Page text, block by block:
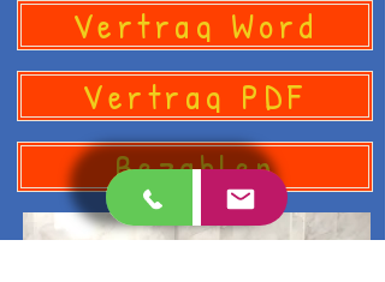
Vertrag Word
Vertrag PDF
Bezahlen